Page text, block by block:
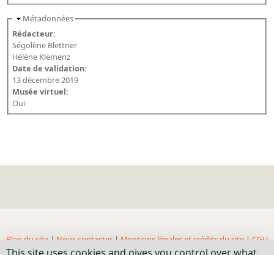
Métadonnées
Rédacteur:
Ségolène Blettner
Hélène Klemenz
Date de validation:
13 décembre 2019
Musée virtuel:
Oui
Plan du site | Nous contacter | Mentions légales et crédits du site | CGU
| BnF, 2018- ...